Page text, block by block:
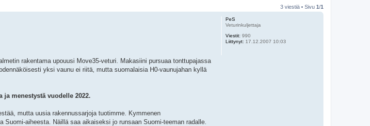
3 viestiä • Sivu 1/1
PeS
Veturinkuljettaja
Viestit: 990
Liittynyt: 17.12.2007 10:03
rakentama upouusi Move35-veturi. Makasiini pursuaa tonttupajassa
yksi vaunu ei riitä, mutta suomalaisia H0-vaunujahan kyllä
menestystä vuodelle 2022.
mutta uusia rakennussarjoja tuotimme. Kymmenen
aiheesta. Näillä saa aikaiseksi jo runsaan Suomi-teeman radalle.